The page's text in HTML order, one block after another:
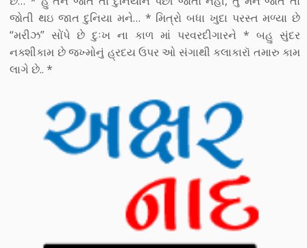
જોતી થઇ જાત દુનિયા મને… * મિત્રો બધા ખુદા પરસ્ત મળ્યા છે
“મરીઝ” સોંપે છે દુઃખ ના કાળ માં પરવરદીગારને * બહુ સુંદર
નક્શીકામ છે જખ્મોનું હ્રદય ઉપર ઓ સંગાથી કલાકારૉ તમારુ કામ
લાગે છે.. *